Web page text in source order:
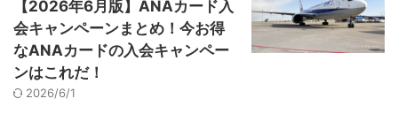
【2026年6月版】ANAカード入
会キャンペーンまとめ！今お得
なANAカードの入会キャンペー
ンはこれだ！
2026/6/1